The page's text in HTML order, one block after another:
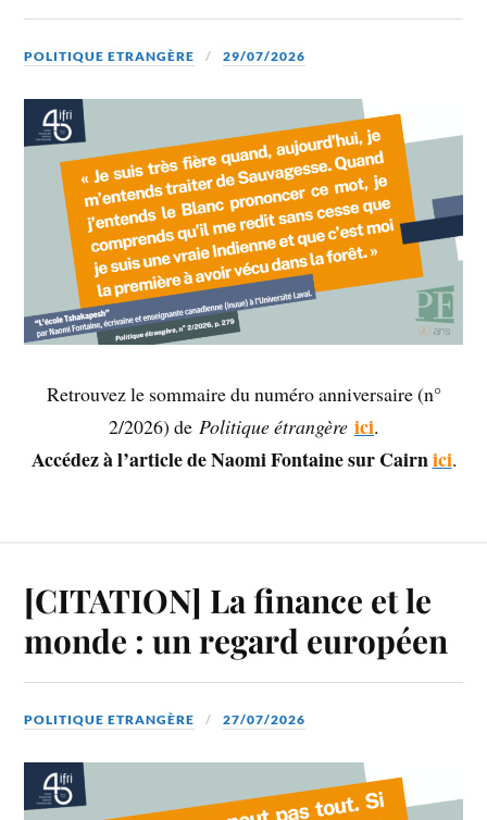
POLITIQUE ETRANGÈRE 29/07/2026
Retrouvez le sommaire du numéro anniversaire (n°
2/2026) de Politique étrangère ici.
Accédez à l’article de Naomi Fontaine sur Cairnici.
[CITATION] La finance et le
monde : un regard européen
POLITIQUE ETRANGÈRE 27/07/2026